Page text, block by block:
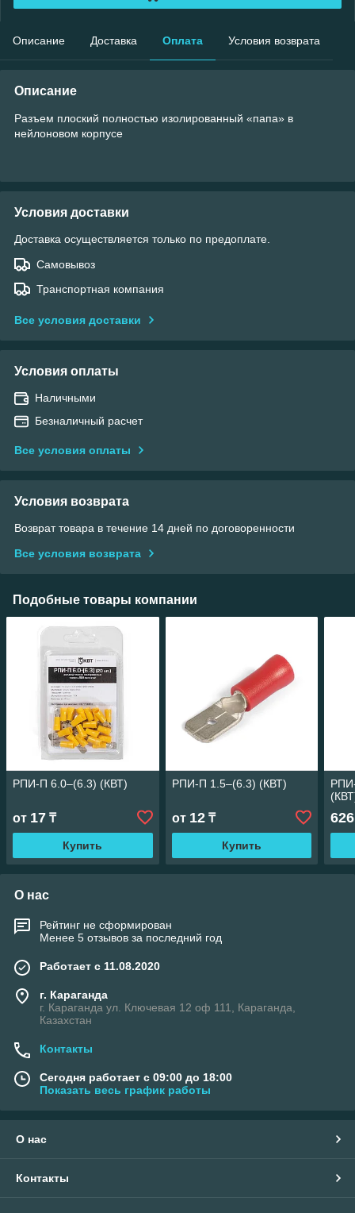
Описание Доставка Оплата Условия возврата
Описание
Разъем плоский полностью изолированный «папа» в
нейлоновом корпусе
Условия доставки
Доставка осуществляется только по предоплате.
Самовывоз
Транспортная компания
Все условия доставки
Условия оплаты
Наличными
Безналичный расчет
Все условия оплаты
Условия возврата
Возврат товара в течение 14 дней по договоренности
Все условия возврата
Подобные товары компании
РПИ-П 6.0–(6.3) (КВТ)
от 17 ₸
Купить
РПИ-П 1.5–(6.3) (КВТ)
от 12₸
Купить
626
О нас
Рейтинг не сформирован
Менее 5 отзывов за последний год
Работает с 11.08.2020
г. Караганда
г. Караганда ул. Ключевая 12 оф 111, Караганда,
Казахстан
Контакты
Сегодня работает с 09:00 до 18:00
Показать весь график работы
О нас
Контакты